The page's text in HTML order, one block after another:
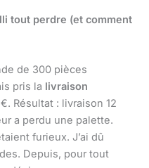
tout perdre (et comment
de 300 pièces
pris la livraison
Résultat : livraison 12
a perdu une palette.
furieux. J’ai dû
Depuis, pour tout